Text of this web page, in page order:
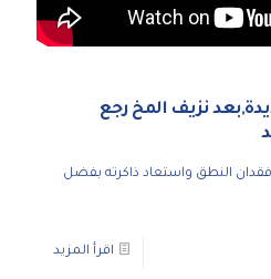
نزيف المخ رجع
النطق واستعاد ذاكرته بفضل
اقرأ المزيد